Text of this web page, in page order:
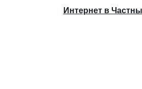
Интернет в